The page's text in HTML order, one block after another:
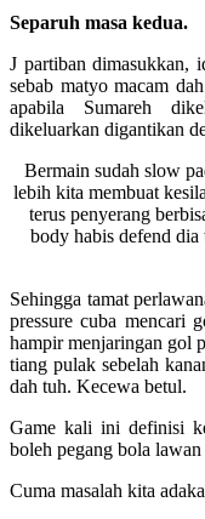
Separuh masa kedua.
J partiban dimasukkan,
sebab matyo macam
apabila Sumareh
dikeluarkan digantikan
Bermain sudah slow
lebih kita membuat
terus penyerang
body habis defend
Sehingga tamat
pressure cuba mencari
hampir menjaringan gol
tiang pulak sebelah
dah tuh. Kecewa betul.
Game kali ini definisi
boleh pegang bola
Cuma masalah kita ada